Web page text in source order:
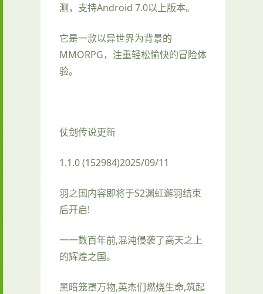
测，支持Android 7.0以上版本。
它是一款以异世界为背景的
MMORPG，注重轻松愉快的冒险体
验。
仗剑传说更新
1.1.0 (152984)2025/09/11
羽之国内容即将于S2渊虹邂羽结束
后开启!
一一数百年前,混沌侵袭了高天之上
的辉煌之国。
黑暗笼罩万物,英杰们燃烧生命,筑起